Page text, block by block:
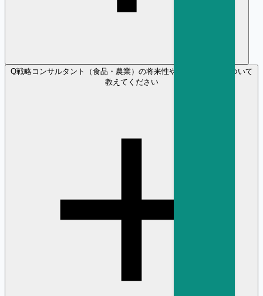
Q戦略コンサルタント（食品・農業）の将来性や年収の見通しについて
教えてください